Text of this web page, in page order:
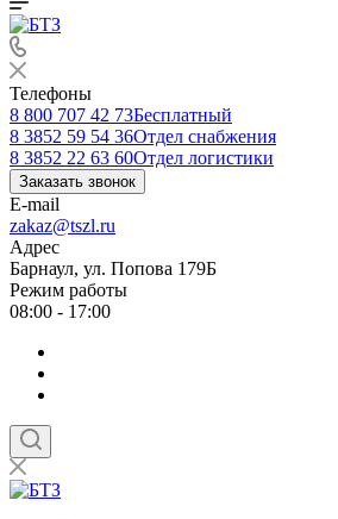
Телефоны
8 800 707 42 73Бесплатный
8 3852 59 54 36Отдел снабжения
8 3852 22 63 60Отдел логистики
Заказать звонок
E-mail
zakaz@tszl.ru
Адрес
Барнаул, ул. Попова 179Б
Режим работы
08:00 - 17:00